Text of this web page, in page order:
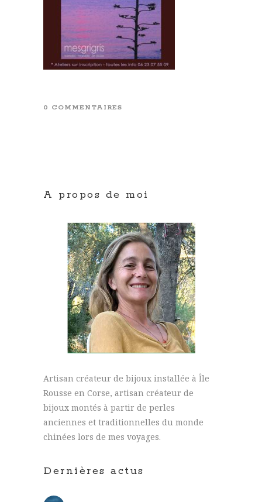
0 COMMENTAIRES
A propos de moi
Artisan créateur de bijoux installée à Île
Rousse en Corse, artisan créateur de
bijoux montés à partir de perles
anciennes et traditionnelles du monde
chinées lors de mes voyages.
Dernières actus